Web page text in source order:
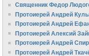
Священник Федор
Протоиерей Андрей
Протоиерей Андрей
Протоиерей Алексий
Протоиерей Андрей
Протоиерей Андрей